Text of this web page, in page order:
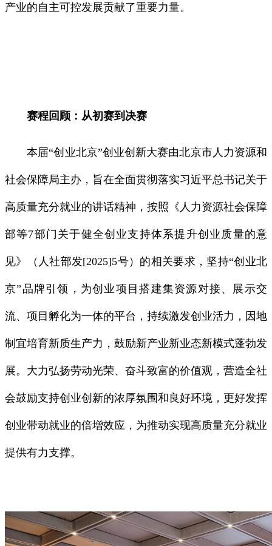
产业的自主可控发展贡献了重要力量。
赛程回顾：从初赛到决赛
本届“创业北京”创业创新大赛由北京市人力资源和
社会保障局主办，旨在全面贯彻落实习近平总书记关于
高质量充分就业的讲话精神，按照《人力资源社会保障
部等7部门关于健全创业支持体系提升创业质量的意
见》（人社部发[2025]5号）的相关要求，坚持“创业北
京”品牌引领，为创业项目搭建集资源对接、展示交
流、项目孵化为一体的平台，持续激发创业活力，因地
制宜培育新质生产力，鼓励新产业新业态新模式蓬勃发
展。大力弘扬劳动光荣、奋斗致富的价值观，营造全社
会鼓励支持创业创新的浓厚氛围和良好环境，更好发挥
创业带动就业的倍增效应，为推动实现高质量充分就业
提供有力支撑。